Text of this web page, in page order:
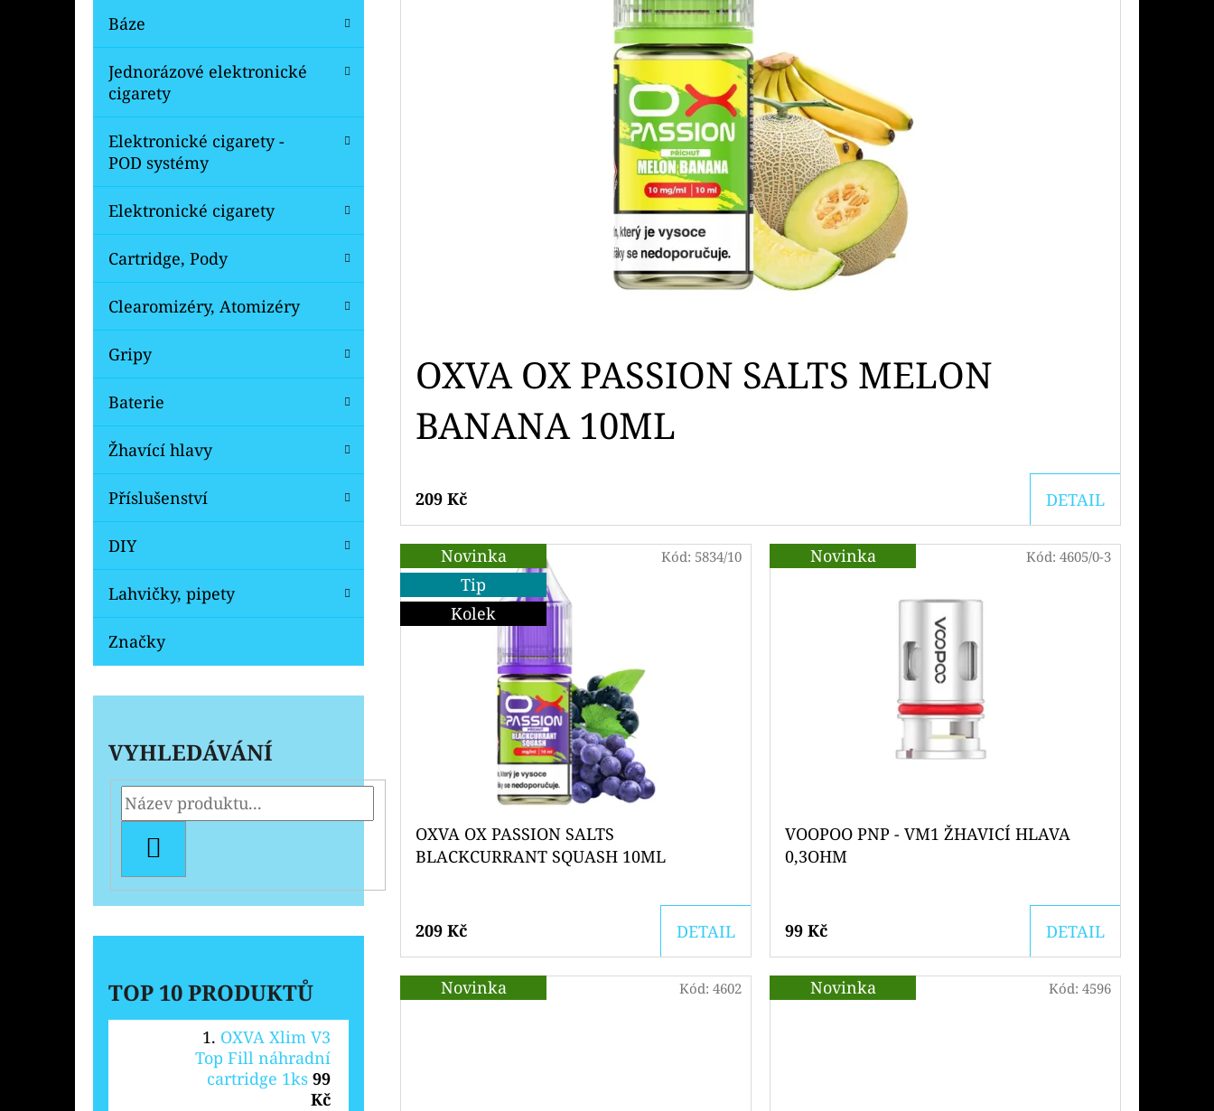
N
Báze
Jednorázové elektronické
cigarety
Elektronické cigarety -
POD systémy
Elektronické cigarety
Cartridge, Pody
Clearomizéry, Atomizéry
Gripy
Baterie
Žhavící hlavy
Příslušenství
DIY
Lahvičky, pipety
Značky
VYHLEDÁVÁNÍ
TOP 10 PRODUKTŮ
OXVA Xlim V3
Top Fill náhradní
cartridge 1ks 99
Kč
e
n
o
9
-
1
2
1
5
OXVA OX PASSION SALTS MELON
BANANA 10ML
209 Kč DETAIL
Novinka
Tip
Kolek
OXVA OX PASSION SALTS
BLACKCURRANT SQUASH 10ML
209 Kč DETAIL
Kód: 5834/10 Novinka
VOOPOO PNP - VM1 ŽHAVICÍ HLAVA
0,3OHM
99 Kč DETAIL
Kód: 4605/0-3
Novinka Kód: 4602 Novinka Kód: 4596
OXVA XLIM V3 TOP FILL NÁHRADNÍ
CARTRIDGE 1KS
99 Kč
Původně:109 Kč
OXVA ONEO POD CARTRIDGE 3,5ML
ELF BAR ELFA PODS CARTRIDGE
2PACK KIWI PASSION FRUIT GUAVA
20MG
239 Kč